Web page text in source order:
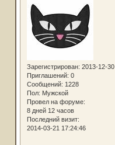
Зарегистрирован: 2013-12-30
Приглашений: 0
Сообщений: 1228
Пол: Мужской
Провел на форуме:
8 дней 12 часов
Последний визит:
2014-03-21 17:24:46